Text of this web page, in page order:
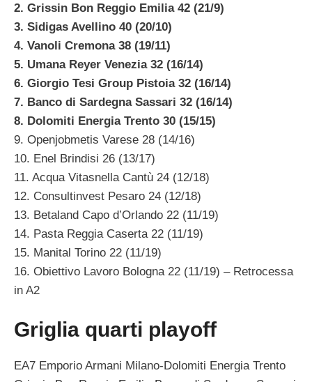
2. Grissin Bon Reggio Emilia 42 (21/9)
3. Sidigas Avellino 40 (20/10)
4. Vanoli Cremona 38 (19/11)
5. Umana Reyer Venezia 32 (16/14)
6. Giorgio Tesi Group Pistoia 32 (16/14)
7. Banco di Sardegna Sassari 32 (16/14)
8. Dolomiti Energia Trento 30 (15/15)
9. Openjobmetis Varese 28 (14/16)
10. Enel Brindisi 26 (13/17)
11. Acqua Vitasnella Cantù 24 (12/18)
12. Consultinvest Pesaro 24 (12/18)
13. Betaland Capo d’Orlando 22 (11/19)
14. Pasta Reggia Caserta 22 (11/19)
15. Manital Torino 22 (11/19)
16. Obiettivo Lavoro Bologna 22 (11/19) – Retrocessa
in A2
Griglia quarti playoff
EA7 Emporio Armani Milano-Dolomiti Energia Trento